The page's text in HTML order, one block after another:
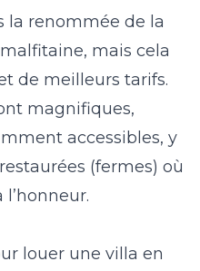
la renommée de la
mais cela
de meilleurs tarifs.
magnifiques,
accessibles, y
(fermes) où
louer une villa en